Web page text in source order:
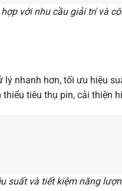
với nhu cầu giải trí và
nhanh hơn, tối ưu hiệu
tiêu thụ pin, cải thiện
suất và tiết kiệm năng